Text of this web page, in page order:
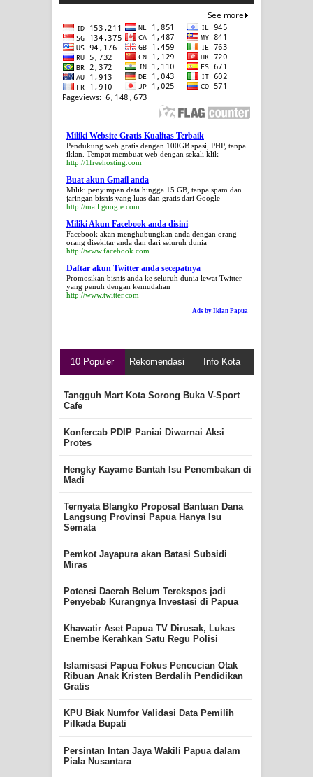
Miliki Website Gratis Kualitas Terbaik
Pendukung web gratis dengan 100GB spasi, PHP, tanpa
iklan. Tempat membuat web dengan sekali klik
http://1freehosting.com
Buat akun Gmail anda
Miliki penyimpan data hingga 15 GB, tanpa spam dan
jaringan bisnis yang luas dan gratis dari Google
http://mail.google.com
Miliki Akun Facebook anda disini
Facebook akan menghubungkan anda dengan orang-
orang disekitar anda dan dari seluruh dunia
http://www.facebook.com
Daftar akun Twitter anda secepatnya
Promosikan bisnis anda ke seluruh dunia lewat Twitter
yang penuh dengan kemudahan
http://www.twitter.com
Ads by Iklan Papua
10 Populer Rekomendasi Info Kota
Tangguh Mart Kota Sorong Buka V-Sport
Cafe
Konfercab PDIP Paniai Diwarnai Aksi
Protes
Hengky Kayame Bantah Isu Penembakan di
Madi
Ternyata Blangko Proposal Bantuan Dana
Langsung Provinsi Papua Hanya Isu
Semata
Pemkot Jayapura akan Batasi Subsidi
Miras
Potensi Daerah Belum Terekspos jadi
Penyebab Kurangnya Investasi di Papua
Khawatir Aset Papua TV Dirusak, Lukas
Enembe Kerahkan Satu Regu Polisi
Islamisasi Papua Fokus Pencucian Otak
Ribuan Anak Kristen Berdalih Pendidikan
Gratis
KPU Biak Numfor Validasi Data Pemilih
Pilkada Bupati
Persintan Intan Jaya Wakili Papua dalam
Piala Nusantara